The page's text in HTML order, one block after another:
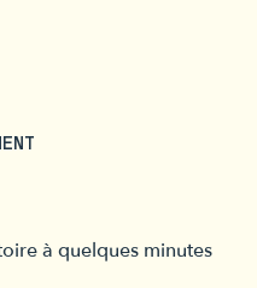
à quelques minutes